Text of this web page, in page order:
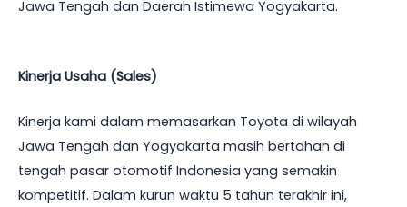
Jawa Tengah dan Daerah Istimewa Yogyakarta.
Kinerja Usaha (Sales)
Kinerja kami dalam memasarkan Toyota di wilayah
Jawa Tengah dan Yogyakarta masih bertahan di
tengah pasar otomotif Indonesia yang semakin
kompetitif. Dalam kurun waktu 5 tahun terakhir ini,